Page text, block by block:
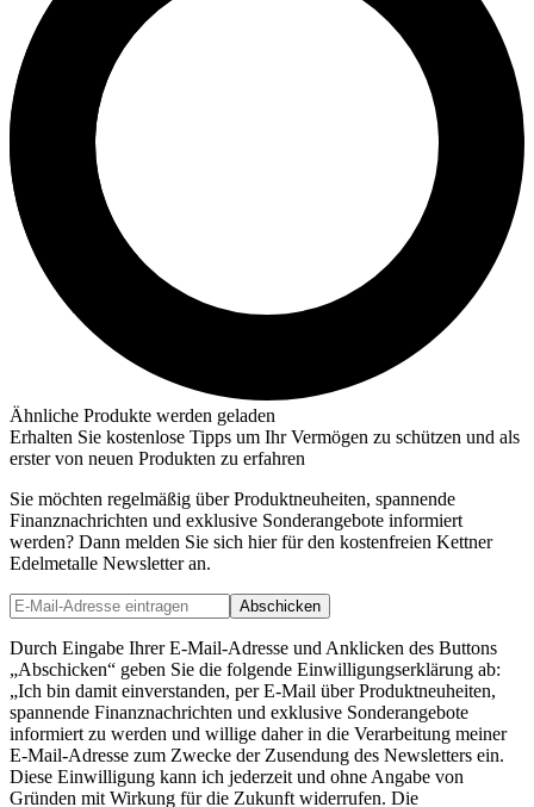
Ähnliche Produkte werden geladen
Erhalten Sie kostenlose Tipps um Ihr Vermögen zu schützen und als
erster von neuen Produkten zu erfahren
Sie möchten regelmäßig über Produktneuheiten, spannende
Finanznachrichten und exklusive Sonderangebote informiert
werden? Dann melden Sie sich hier für den kostenfreien Kettner
Edelmetalle Newsletter an.
Abschicken
Durch Eingabe Ihrer E-Mail-Adresse und Anklicken des Buttons
„Abschicken“ geben Sie die folgende Einwilligungserklärung ab:
„Ich bin damit einverstanden, per E-Mail über Produktneuheiten,
spannende Finanznachrichten und exklusive Sonderangebote
informiert zu werden und willige daher in die Verarbeitung meiner
E-Mail-Adresse zum Zwecke der Zusendung des Newsletters ein.
Diese Einwilligung kann ich jederzeit und ohne Angabe von
Gründen mit Wirkung für die Zukunft widerrufen. Die